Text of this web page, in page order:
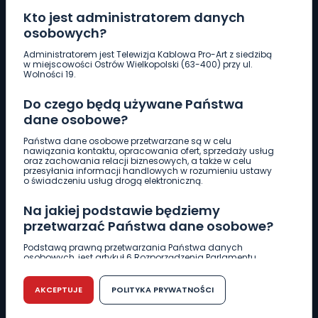
Kto jest administratorem danych
osobowych?
Administratorem jest Telewizja Kablowa Pro-Art z siedzibą
w miejscowości Ostrów Wielkopolski (63-400) przy ul.
Wolności 19.
Do czego będą używane Państwa
dane osobowe?
Państwa dane osobowe przetwarzane są w celu
nawiązania kontaktu, opracowania ofert, sprzedaży usług
oraz zachowania relacji biznesowych, a także w celu
przesyłania informacji handlowych w rozumieniu ustawy
o świadczeniu usług drogą elektroniczną.
Na jakiej podstawie będziemy
przetwarzać Państwa dane osobowe?
Podstawą prawną przetwarzania Państwa danych
osobowych, jest artykuł 6 Rozporządzenia Parlamentu
r. w sprawie ochrony osób fizycznych w związku z
przetwarzaniem danych osobowych w sprawie
swobodnego przepływu takich danych oraz uchylenia
dyrektywy 95/46/WE (RODO).
AKCEPTUJE POLITYKA PRYWATNOŚCI
Pobierz logotyp
661 997 997
REDAKCJA
62 735 22 22redakcja@wlkp24.info
DZIAŁ REKLAMY
62 735 01 85 reklama@wlkp24.info
WIADOMOŚCI
CIEKAWOSTKI